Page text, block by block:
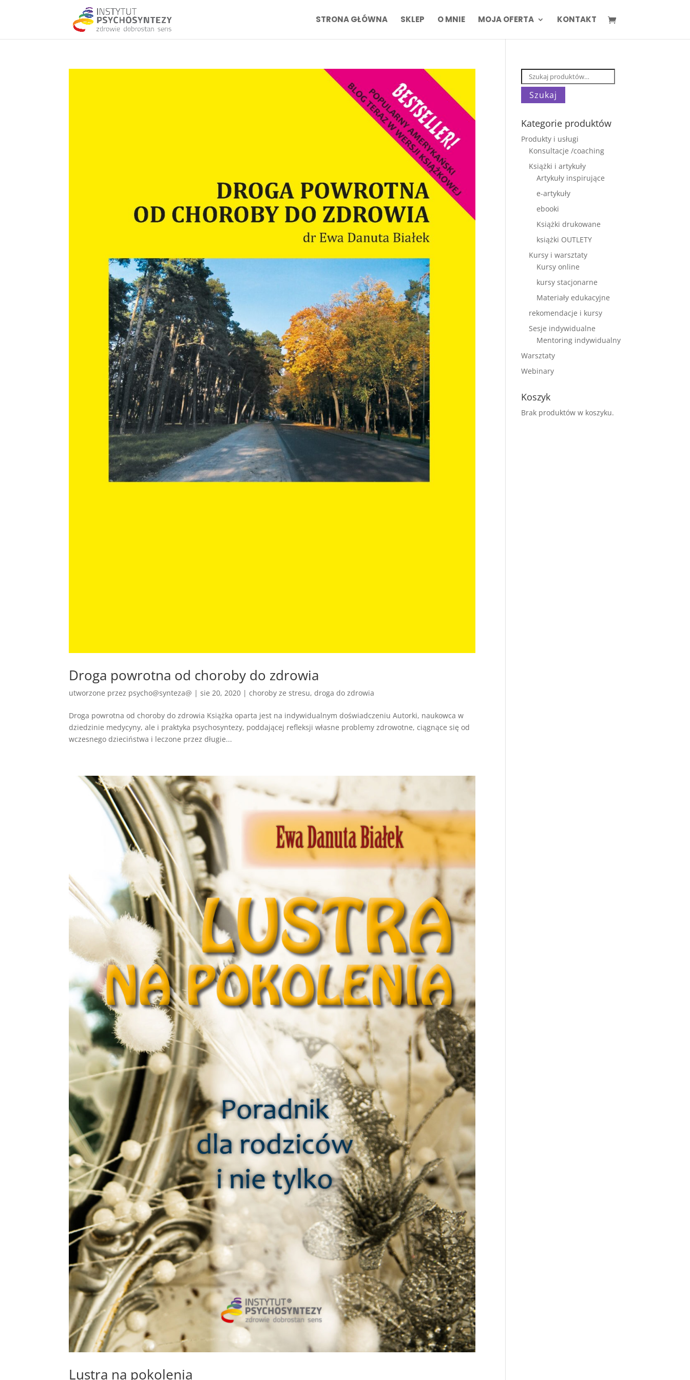
STRONA GŁÓWNA SKLEP O MNIE MOJA OFERTA KONTAKT
Droga powrotna od choroby do zdrowia
utworzone przez psycho@synteza@ |sie 20, 2020 |choroby ze stresu,droga do zdrowia
Droga powrotna od choroby do zdrowia Książka oparta jest na indywidualnym doświadczeniu Autorki, naukowca w
dziedzinie medycyny, ale i praktyka psychosyntezy, poddającej refleksji własne problemy zdrowotne, ciągnące się od
wczesnego dzieciństwa i leczone przez długie...
Lustra na pokolenia
Szukaj:
Szukaj
Kategorie produktów
Produkty i usługi
Konsultacje /coaching
Książki i artykuły
Artykuły inspirujące
e-artykuły
ebooki
Książki drukowane
książki OUTLETY
Kursy i warsztaty
Kursy online
kursy stacjonarne
Materiały edukacyjne
rekomendacje i kursy
Sesje indywidualne
Mentoring indywidualny
Warsztaty
Webinary
Koszyk
Brak produktów w koszyku.